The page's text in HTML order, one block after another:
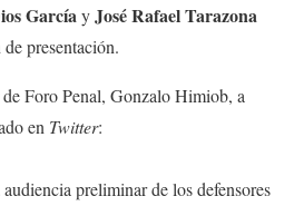
García yJosé Rafael Tarazona
presentación.
Foro Penal, Gonzalo Himiob, a
en Twitter:
preliminar de los defensores